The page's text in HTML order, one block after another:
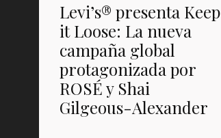
Levi’s® presenta Keep
it Loose: La nueva
campaña global
protagonizada por
ROSÉ y Shai
Gilgeous-Alexander